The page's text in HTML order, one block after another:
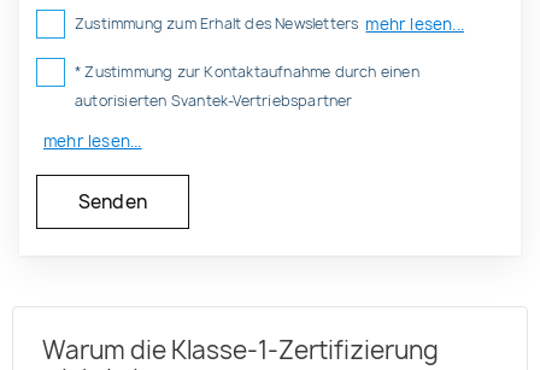
Zustimmung zum Erhalt des Newsletters mehr lesen...
* Zustimmung zur Kontaktaufnahme durch einen
autorisierten Svantek-Vertriebspartner
mehr lesen...
Warum die Klasse-1-Zertifizierung